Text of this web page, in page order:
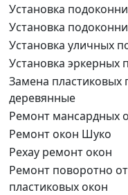
Установка
Установка
Установка уличных
Установка эркерных
Замена пластиковых
деревянные
Ремонт мансардных
Ремонт окон Шуко
Рехау ремонт окон
Ремонт поворотно
пластиковых окон